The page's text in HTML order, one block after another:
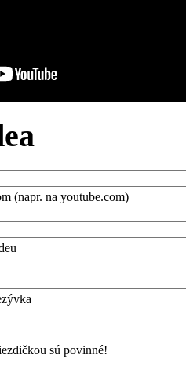
(napr. na youtube.com)
sú povinné!